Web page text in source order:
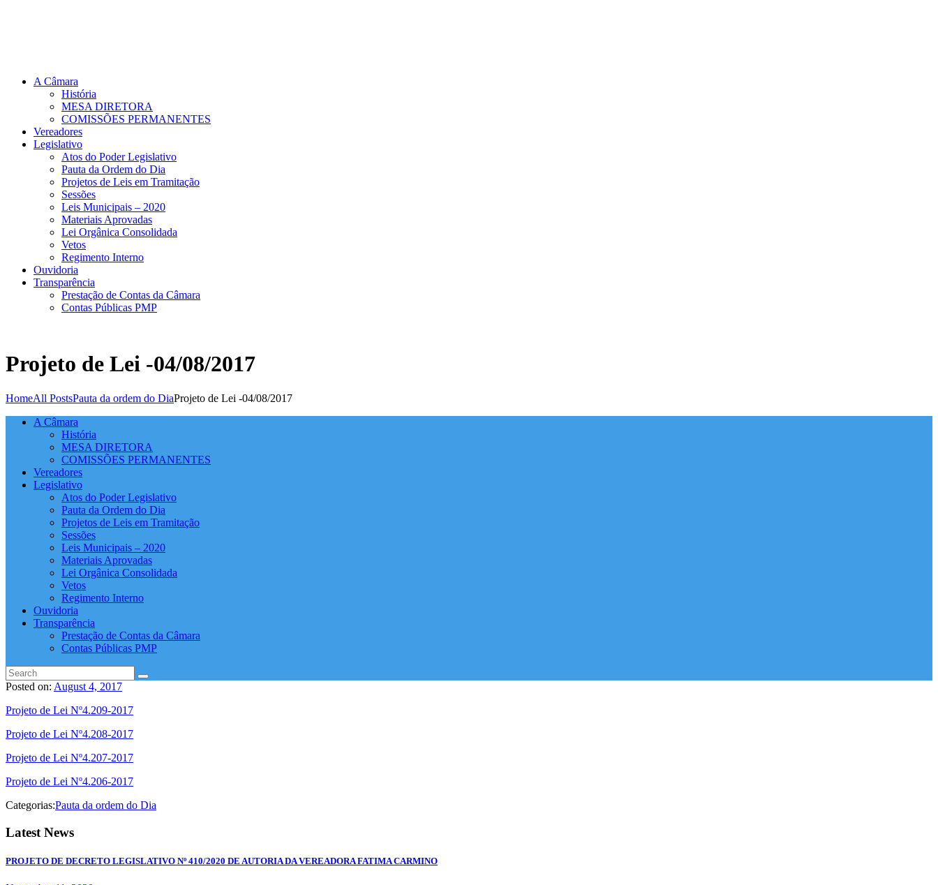
A Câmara
História
MESA DIRETORA
COMISSÕES PERMANENTES
Vereadores
Legislativo
Atos do Poder Legislativo
Pauta da Ordem do Dia
Projetos de Leis em Tramitação
Sessões
Leis Municipais – 2020
Materiais Aprovadas
Lei Orgânica Consolidada
Vetos
Regimento Interno
Ouvidoria
Transparência
Prestação de Contas da Câmara
Contas Públicas PMP
Projeto de Lei -04/08/2017
HomeAll PostsPauta da ordem do DiaProjeto de Lei -04/08/2017
A Câmara
História
MESA DIRETORA
COMISSÕES PERMANENTES
Vereadores
Legislativo
Atos do Poder Legislativo
Pauta da Ordem do Dia
Projetos de Leis em Tramitação
Sessões
Leis Municipais – 2020
Materiais Aprovadas
Lei Orgânica Consolidada
Vetos
Regimento Interno
Ouvidoria
Transparência
Prestação de Contas da Câmara
Contas Públicas PMP
Posted on: August 4, 2017
Projeto de Lei Nº4.209-2017
Projeto de Lei Nº4.208-2017
Projeto de Lei Nº4.207-2017
Projeto de Lei Nº4.206-2017
Categorias:Pauta da ordem do Dia
Latest News
PROJETO DE DECRETO LEGISLATIVO Nº 410/2020 DE AUTORIA DA VEREADORA FATIMA CARMINO